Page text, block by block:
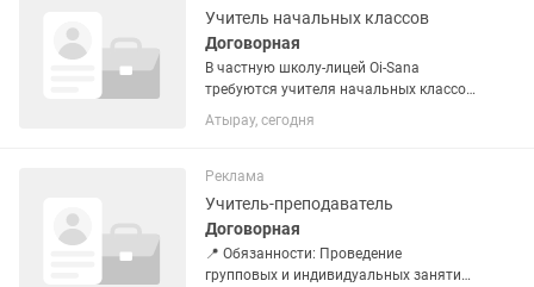
Учитель начальных классов
Договорная
В частную школу-лицей Oi-Sana
требуются учителя начальных классов
с русским и казахскими языками
обучения (4 вакансии). Высшее
профилю. Ответственность,...
Атырау, сегодня
Реклама
Учитель-преподаватель
Договорная
📍 Обязанности: Проведение
групповых и индивидуальных занятий